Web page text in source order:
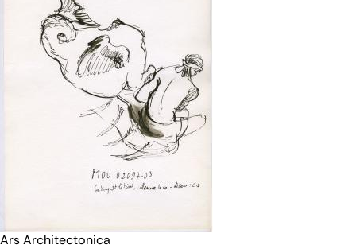
Ars Architectonica